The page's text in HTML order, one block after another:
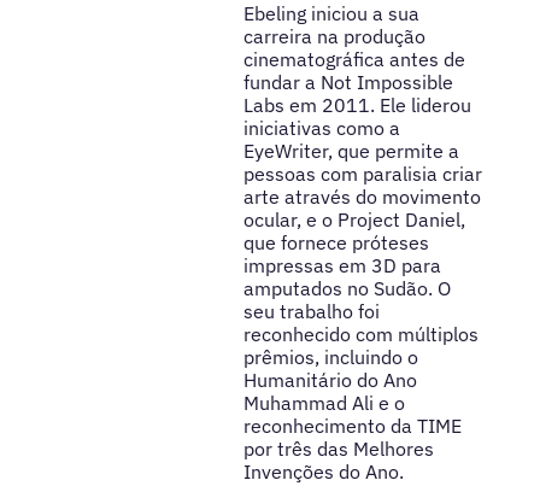
Ebeling iniciou a sua
carreira na produção
cinematográfica antes de
fundar a Not Impossible
Labs em 2011. Ele liderou
iniciativas como a
EyeWriter, que permite a
pessoas com paralisia criar
arte através do movimento
ocular, e o Project Daniel,
que fornece próteses
impressas em 3D para
amputados no Sudão. O
seu trabalho foi
reconhecido com múltiplos
prêmios, incluindo o
Humanitário do Ano
Muhammad Ali e o
reconhecimento da TIME
por três das Melhores
Invenções do Ano.